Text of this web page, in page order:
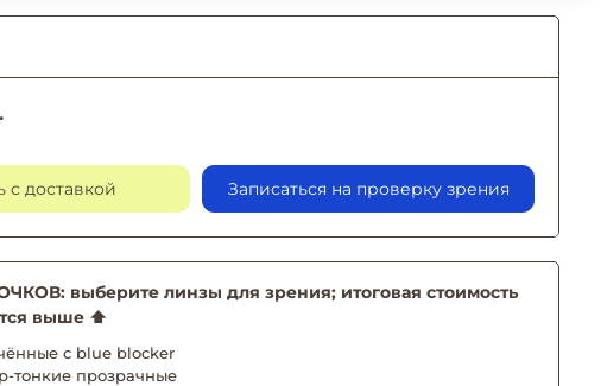
с доставкой Записаться на проверку зрения
выберите линзы для зрения; итоговая стоимость
выше ⬆️
с blue blocker
тонкие прозрачные